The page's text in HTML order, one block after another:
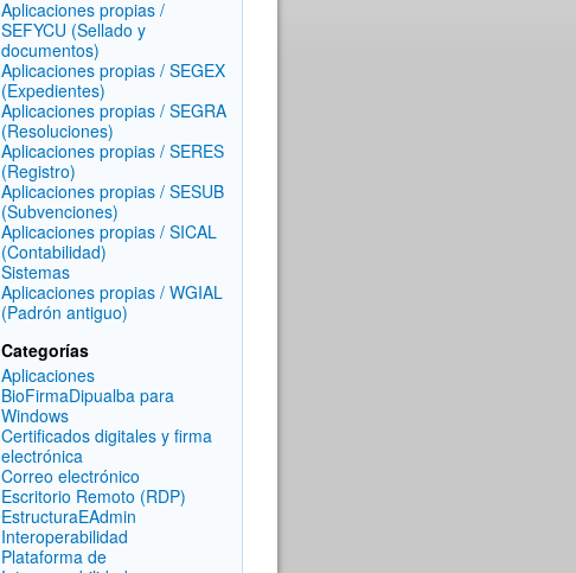
Aplicaciones propias /
SEFYCU (Sellado y
documentos)
Aplicaciones propias / SEGEX
(Expedientes)
Aplicaciones propias / SEGRA
(Resoluciones)
Aplicaciones propias / SERES
(Registro)
Aplicaciones propias / SESUB
(Subvenciones)
Aplicaciones propias / SICAL
(Contabilidad)
Sistemas
Aplicaciones propias / WGIAL
(Padrón antiguo)
Categorías
Aplicaciones
BioFirmaDipualba para
Windows
Certificados digitales y firma
electrónica
Correo electrónico
Escritorio Remoto (RDP)
EstructuraEAdmin
Interoperabilidad
Plataforma de